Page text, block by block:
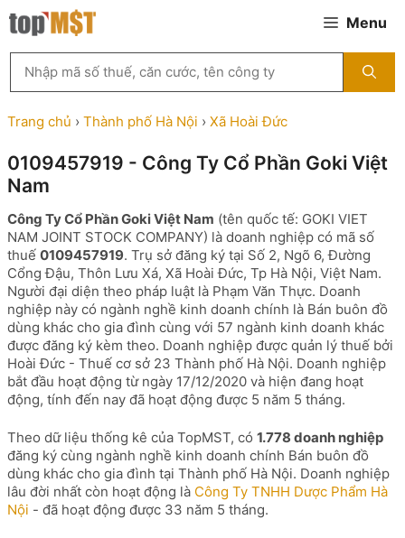
Chuyển
đến
Menu
kiếm
MST
theo
tên
ty,
người
diện
hoặc
mã
số
thuế
...
Trang chủ › Thành phố Hà Nội › Xã Hoài Đức
0109457919 - Công Ty Cổ Phần Goki Việt
Nam
Công Ty Cổ Phần Goki Việt Nam (tên quốc tế: GOKI VIET
NAM JOINT STOCK COMPANY) là doanh nghiệp có mã số
thuế 0109457919. Trụ sở đăng ký tại Số 2, Ngõ 6, Đường
Cổng Đậu, Thôn Lưu Xá, Xã Hoài Đức, Tp Hà Nội, Việt Nam.
Người đại diện theo pháp luật là Phạm Văn Thực. Doanh
nghiệp này có ngành nghề kinh doanh chính là Bán buôn đồ
dùng khác cho gia đình cùng với 57 ngành kinh doanh khác
được đăng ký kèm theo. Doanh nghiệp được quản lý thuế bởi
Hoài Đức - Thuế cơ sở 23 Thành phố Hà Nội. Doanh nghiệp
bắt đầu hoạt động từ ngày 17/12/2020 và hiện đang hoạt
động, tính đến nay đã hoạt động được 5 năm 5 tháng.
Theo dữ liệu thống kê của TopMST, có 1.778 doanh nghiệp
đăng ký cùng ngành nghề kinh doanh chính Bán buôn đồ
dùng khác cho gia đình tại Thành phố Hà Nội. Doanh nghiệp
lâu đời nhất còn hoạt động là Công Ty TNHH Dược Phẩm Hà
Nội - đã hoạt động được 33 năm 5 tháng.